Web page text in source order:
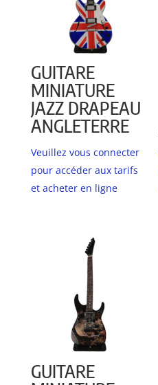
GUITARE
MINIATURE
JAZZ DRAPEAU
ANGLETERRE
Veuillez vous connecter
pour accéder aux tarifs
et acheter en ligne
GUITARE